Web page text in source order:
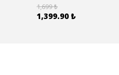
1,699 ₺
1,399.90 ₺